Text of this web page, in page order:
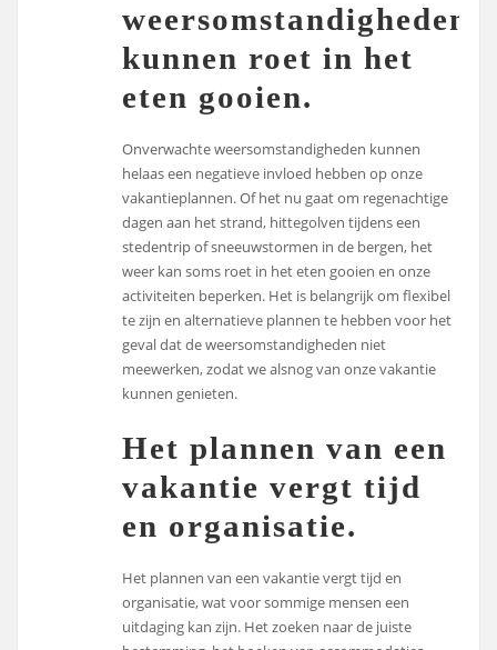
weersomstandigheden
kunnen roet in het
eten gooien.
Onverwachte weersomstandigheden kunnen
helaas een negatieve invloed hebben op onze
vakantieplannen. Of het nu gaat om regenachtige
dagen aan het strand, hittegolven tijdens een
stedentrip of sneeuwstormen in de bergen, het
weer kan soms roet in het eten gooien en onze
activiteiten beperken. Het is belangrijk om flexibel
te zijn en alternatieve plannen te hebben voor het
geval dat de weersomstandigheden niet
meewerken, zodat we alsnog van onze vakantie
kunnen genieten.
Het plannen van een
vakantie vergt tijd
en organisatie.
Het plannen van een vakantie vergt tijd en
organisatie, wat voor sommige mensen een
uitdaging kan zijn. Het zoeken naar de juiste